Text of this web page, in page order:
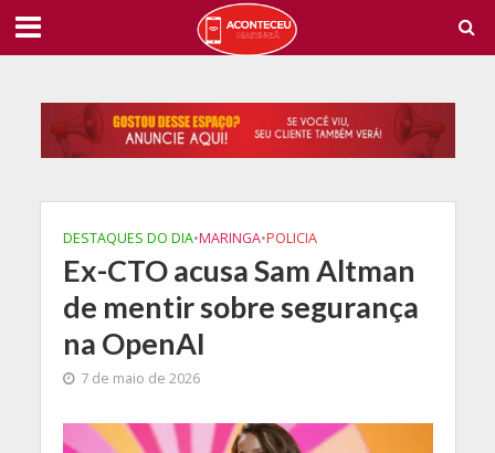
DESTAQUES DO DIA•MARINGA•POLICIA
Ex-CTO acusa Sam Altman
de mentir sobre segurança
na OpenAI
7 de maio de 2026